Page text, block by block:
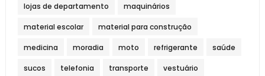
lojas de departamento maquinários
material escolar material para construção
medicina moradia moto refrigerante saúde
sucos telefonia transporte vestuário